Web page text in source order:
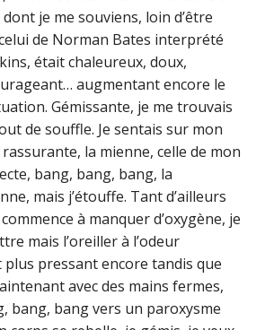
je me souviens, loin d’être
de Norman Bates interprété
était chaleureux, doux,
augmentant encore le
Gémissante, je me trouvais
de souffle. Je sentais sur mon
la mienne, celle de mon
bang, bang, bang, la
mais j’étouffe. Tant d’ailleurs
à manquer d’oxygène, je
mais l’oreiller à l’odeur
pressant encore tandis que
avec des mains fermes,
bang, bang vers un paroxysme